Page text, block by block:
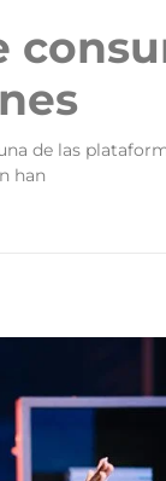
de las
han